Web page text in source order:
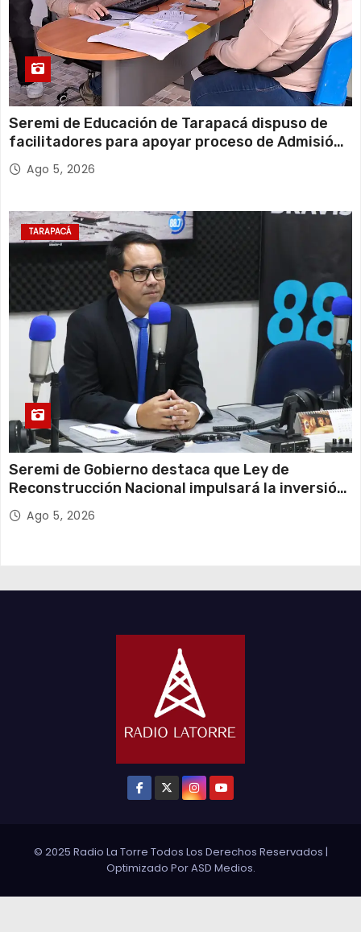
Seremi de Educación de Tarapacá dispuso de
facilitadores para apoyar proceso de Admisión
Escolar 2027
Ago 5, 2026
TARAPACÁ
Seremi de Gobierno destaca que Ley de
Reconstrucción Nacional impulsará la inversión
y el empleo en Tarapacá
Ago 5, 2026
© 2025 Radio La Torre Todos Los Derechos Reservados |
Optimizado PorASD Medios.